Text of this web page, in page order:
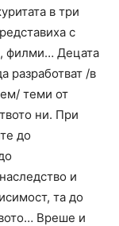
в три
с
филми… Децата
разработват /в
теми от
ни. При
до
и
та до
Вреше и